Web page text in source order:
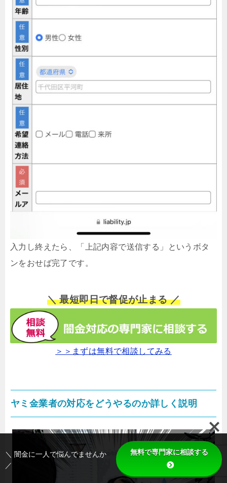
入力し終えたら、「上記内容で送信する」というボタ
ンをおせば完了です。
＼ 最短即日で督促が止まる ／
＞＞まずは無料で相談してみる
ヤミ金業者の対応をどうやるのか詳しく説明
＼ 闇金に一人で悩んでませんか
／
無料で専門家に相談する